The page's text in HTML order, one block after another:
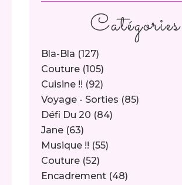
Catégories
Bla-Bla (127)
Couture (105)
Cuisine !! (92)
Voyage - Sorties (85)
Défi Du 20 (84)
Jane (63)
Musique !! (55)
Couture (52)
Encadrement (48)